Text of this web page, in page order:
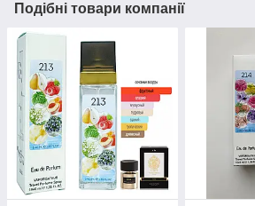
Подібні товари компанії